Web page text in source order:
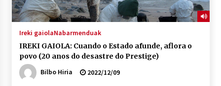
Ireki gaiolaNabarmenduak
IREKI GAIOLA: Cuando o Estado afunde, aflora o
povo (20 anos do desastre do Prestige)
Bilbo Hiria
2022/12/09